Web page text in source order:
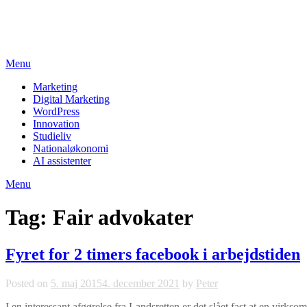
Menu
Marketing
Digital Marketing
WordPress
Innovation
Studieliv
Nationaløkonomi
AI assistenter
Menu
Tag: Fair advokater
Fyret for 2 timers facebook i arbejdstiden
Posted on 5. maj 20154. december 2021 by Peter